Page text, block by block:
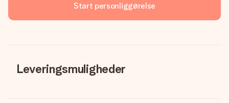
Start personliggørelse
Leveringsmuligheder